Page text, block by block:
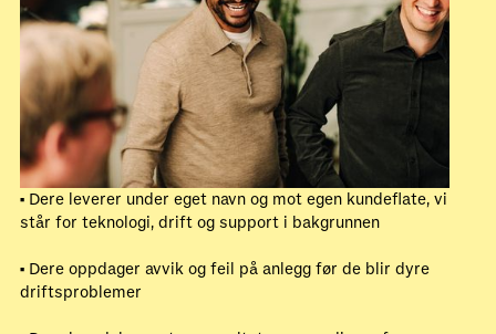
• Dere leverer under eget navn og mot egen kundeflate, vi
står for teknologi, drift og support i bakgrunnen
• Dere oppdager avvik og feil på anlegg før de blir dyre
driftsproblemer